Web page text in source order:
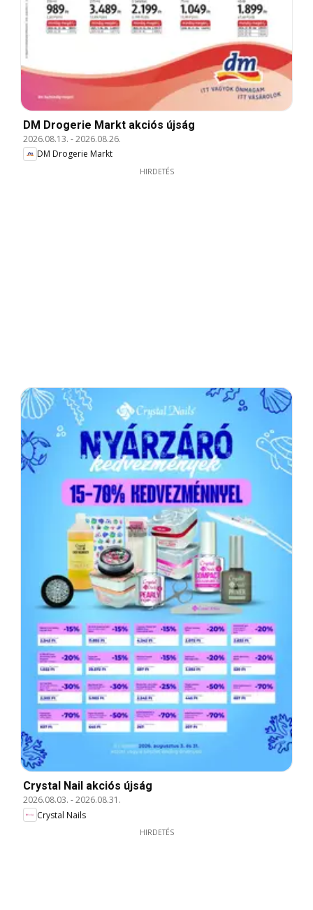
DM Drogerie Markt akciós újság
2026.08.13. -2026.08.26.
DM Drogerie Markt
HIRDETÉS
Crystal Nail akciós újság
2026.08.03. -2026.08.31.
Crystal Nails
HIRDETÉS